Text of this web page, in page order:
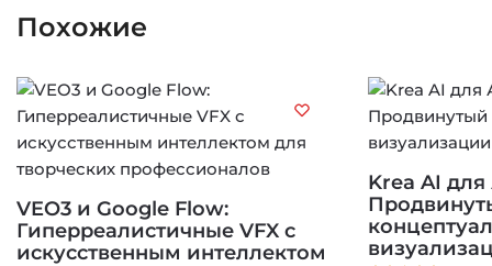
Похожие
VEO3 и Google Flow:
Гиперреалистичные VFX с
искусственным интеллектом
Krea AI